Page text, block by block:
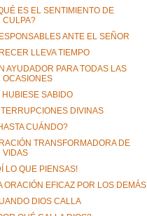
ES EL SENTIMIENTO DE
CULPA?
ANTE EL SEÑOR
LLEVA TIEMPO
AYUDADOR PARA TODAS LAS
OCASIONES
HUBIESE SABIDO
DIVINAS
CUÁNDO?
TRANSFORMADORA DE
VIDAS
LO QUE PIENSAS!
ORACIÓN EFICAZ POR LOS DEMÁS
DIOS CALLA